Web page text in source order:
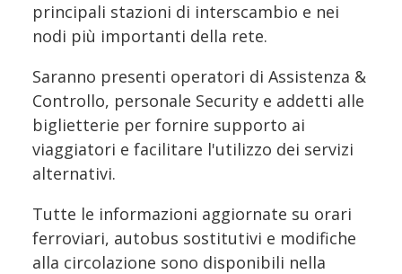
principali stazioni di interscambio e nei
nodi più importanti della rete.
Saranno presenti operatori di Assistenza &
Controllo, personale Security e addetti alle
biglietterie per fornire supporto ai
viaggiatori e facilitare l'utilizzo dei servizi
alternativi.
Tutte le informazioni aggiornate su orari
ferroviari, autobus sostitutivi e modifiche
alla circolazione sono disponibili nella